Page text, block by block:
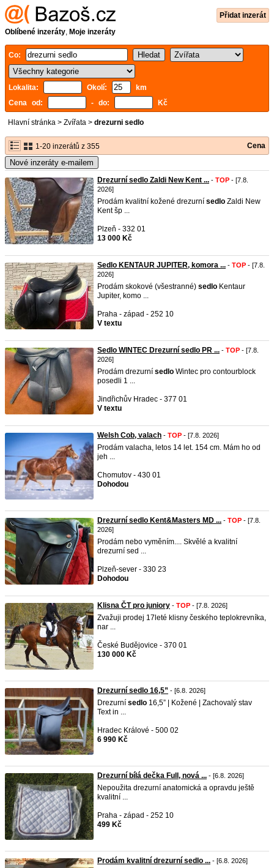
Přidat inzerát
Oblíbené inzeráty, Moje inzeráty
Co:
Lokalita: Okolí:
km
Cena od:
- do: Kč
Hlavní stránka > Zvířata > drezurni sedlo
1-20 inzerátů z 355 Cena
Nové inzeráty e-mailem
Drezurní sedlo Zaldi New Kent ... - TOP - [7.8.
2026]
Prodám kvalitní kožené drezurní sedlo Zaldi New
Kent šp ...
Plzeň - 332 01
13 000 Kč
Sedlo KENTAUR JUPITER, komora ... - TOP - [7.8.
2026]
Prodám skokové (všestranné) sedlo Kentaur
Jupiter, komo ...
Praha - západ - 252 10
V textu
Sedlo WINTEC Drezurní sedlo PR ... - TOP - [7.8.
2026]
Prodám drezurní sedlo Wintec pro contourblock
posedli 1 ...
Jindřichův Hradec - 377 01
V textu
Welsh Cob, valach - TOP - [7.8. 2026]
Prodám valacha, letos 14 let. 154 cm. Mám ho od
jeh ...
Chomutov - 430 01
Dohodou
Drezurní sedlo Kent&Masters MD ... - TOP - [7.8.
2026]
Prodám nebo vyměním.... Skvělé a kvalitní
drezurní sed ...
Plzeň-sever - 330 23
Dohodou
Klisna ČT pro juniory - TOP - [7.8. 2026]
Zvažuji prodej 17leté klisny českého teplokrevníka,
nar ...
České Budějovice - 370 01
130 000 Kč
Drezurní sedlo 16,5” - [6.8. 2026]
Drezurní sedlo 16,5” | Kožené | Zachovalý stav
Text in ...
Hradec Králové - 500 02
6 990 Kč
Drezurní bílá dečka Full, nová ... - [6.8. 2026]
Nepoužita drezurní anatomická a opravdu ještě
kvalitní ...
Praha - západ - 252 10
499 Kč
Prodám kvalitní drezurní sedlo ... - [6.8. 2026]